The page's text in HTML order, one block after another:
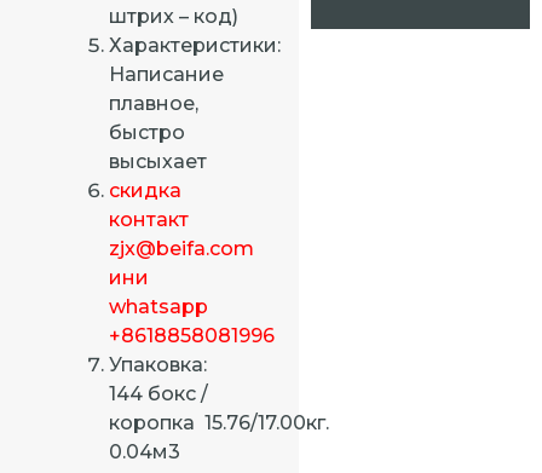
штрих – код)
Характеристики:
Написание
плавное,
быстро
высыхает
скидка
контакт
zjx@beifa.com
ини
whatsapp
+8618858081996
Упаковка:
144 бокс /
коропка 15.76/17.00кг.
0.04м3